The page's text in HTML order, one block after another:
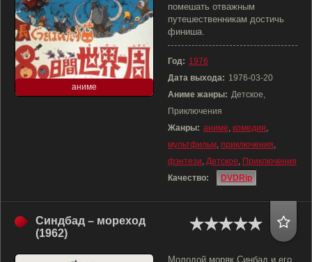
аниме
помешать отважным
путешественникам достичь
финиша.
Год: 1976
Дата выхода: 1976-03-20
Аниме жанры: Детское,
Приключения
Жанры: аниме, комедия,
мультфильм, приключения,
фэнтези, Детское, Приключения
Качество:
DVDRip
Синдбад – мореход
(1962)
Молодой моряк Синбад и его